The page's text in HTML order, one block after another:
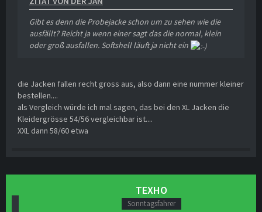
Gibt es denn die Probejacke schon um zu sehen wie die
ausfällt? Reicht ja wenn einer sagt das die normal, klein
oder groß ausfallen. Softshell läuft ja nicht ein
die Jacken fallen recht gross aus, also dann eine nummer kleiner
bestellen....
als Vergleich würde ich mal sagen, das bei den XL Jacken die
Kleidergrösse 54/56 vergleichbar ist....
XXL dann 58/60 etwa
TEXHO
Sonntagsfahrer